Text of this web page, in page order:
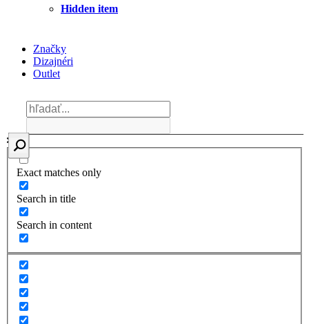
Hidden item
Značky
Dizajnéri
Outlet
Exact matches only
Search in title
Search in content